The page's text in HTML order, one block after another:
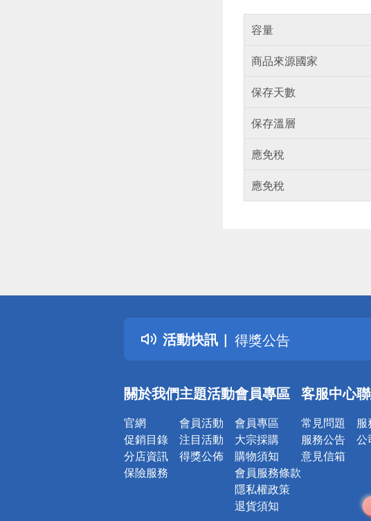
容量
商品來源國家
保存天數
保存溫層
應免稅
應免稅
活動快訊
詐騙網頁！請小心！
得獎公告
熱門話題
銀行優惠
詐騙網頁！請小心！
關於我們
官網
促銷目錄
分店資訊
保險服務
主題活動
會員活動
注目活動
得獎公佈
會員專區
會員專區
大宗採購
購物須知
會員服務條款
隱私權政策
退貨須知
客服中心
常見問題
服務公告
意見信箱
服
公